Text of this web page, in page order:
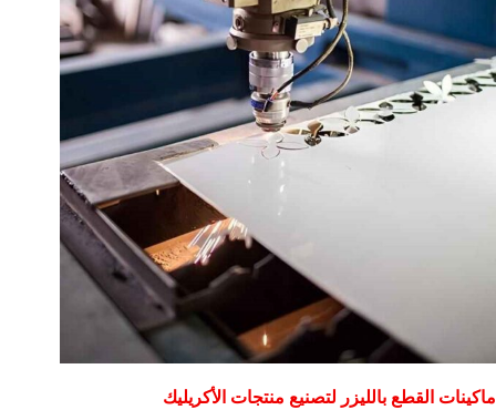
ماكينات القطع بالليزر لتصنيع منتجات الأكريليك